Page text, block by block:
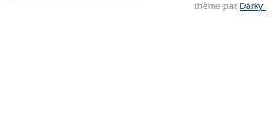
thème par Darky